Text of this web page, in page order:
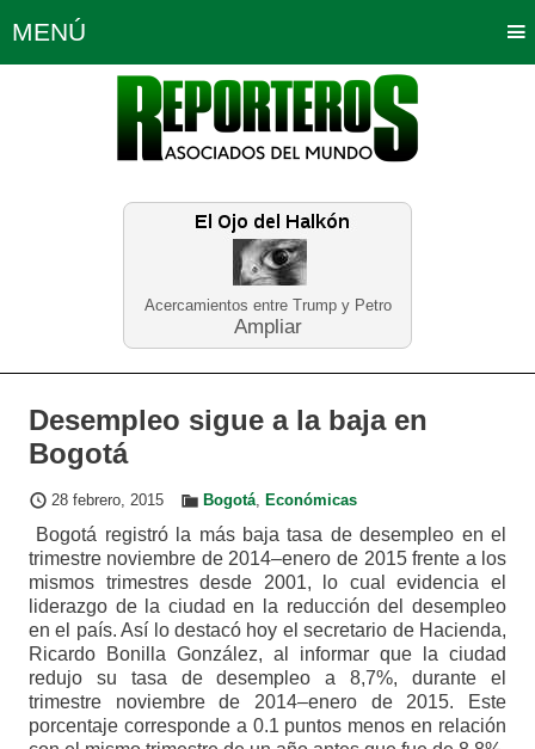
Acercamientos entre Trump y Petro
Ampliar
MENÚ
Política Opinión Bogotá
Planeta Tierra Deportes
Educación Neira
Desempleo sigue a la baja en
Bogotá
28 febrero, 2015 Bogotá, Económicas
Bogotá registró la más baja tasa de desempleo en el
trimestre noviembre de 2014–enero de 2015 frente a los
mismos trimestres desde 2001, lo cual evidencia el
liderazgo de la ciudad en la reducción del desempleo
en el país. Así lo destacó hoy el secretario de Hacienda,
Ricardo Bonilla González, al informar que la ciudad
redujo su tasa de desempleo a 8,7%, durante el
trimestre noviembre de 2014–enero de 2015. Este
porcentaje corresponde a 0.1 puntos menos en relación